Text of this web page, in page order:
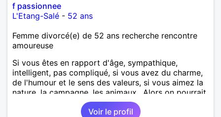
f passionnee
L'Etang-Salé - 52 ans
Femme divorcé(e) de 52 ans recherche rencontre
amoureuse
Si vous êtes en rapport d'âge, sympathique,
intelligent, pas compliqué, si vous avez du charme,
de l'humour et le sens des valeurs, si vous aimez la
nature, la campagne, les animaux.. Alors on pourrait
s'entendre, du coup n'hésitez pas à me contacter.
Voir le profil